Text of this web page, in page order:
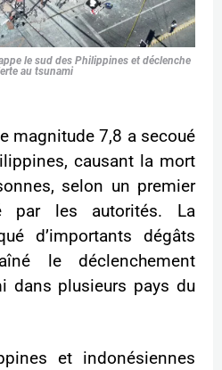
le sud des Philippines et déclenche
au tsunami
magnitude 7,8 a secoué
causant la mort
selon un premier
par les autorités. La
d’importants dégâts
le déclenchement
dans plusieurs pays du
et indonésiennes